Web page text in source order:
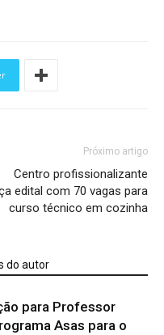
Próximo artigo
Centro profissionalizante
edital com 70 vagas para
curso técnico em cozinha
do autor
para Professor
Asas para o